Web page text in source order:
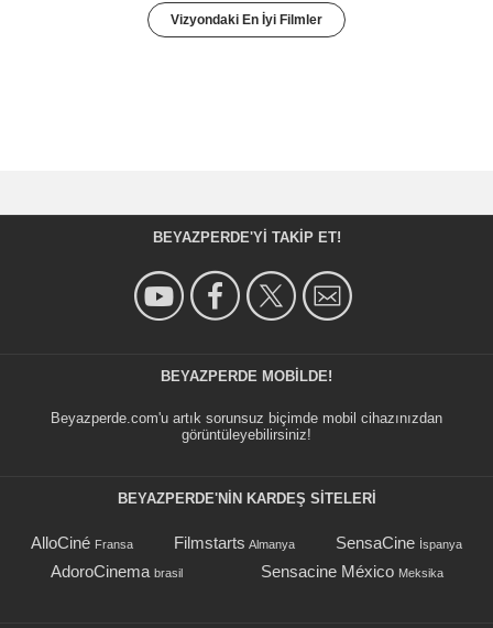
Vizyondaki En İyi Filmler
BEYAZPERDE'YI TAKIP ET!
BEYAZPERDE MOBILDE!
Beyazperde.com'u artık sorunsuz biçimde mobil cihazınızdan
görüntüleyebilirsiniz!
BEYAZPERDE'NIN KARDEŞ SİTELERİ
AlloCiné Fransa Filmstarts Almanya SensaCine İspanya
AdoroCinema brasil Sensacine México Meksika